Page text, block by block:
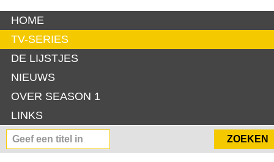
HOME
TV-SERIES
DE LIJSTJES
NIEUWS
OVER SEASON 1
LINKS